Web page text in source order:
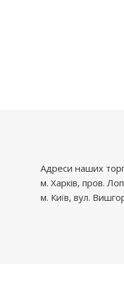
Адреси наших
м. Харків, пров.
м. Київ, вул.